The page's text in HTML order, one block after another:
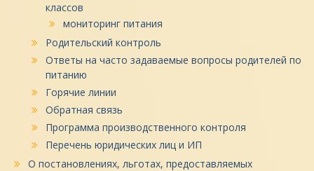
классов
мониторинг питания
Родительский контроль
Ответы на часто задаваемые вопросы родителей по
питанию
Горячие линии
Обратная связь
Программа производственного контроля
Перечень юридических лиц и ИП
О постановлениях, льготах, предоставляемых